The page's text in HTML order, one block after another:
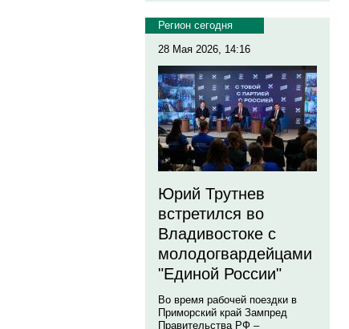
Регион сегодня
28 Мая 2026, 14:16
Юрий Трутнев
встретился во
Владивостоке с
молодогвардейцами
"Единой России"
Во время рабочей поездки в
Приморский край Зампред
Правительства РФ –